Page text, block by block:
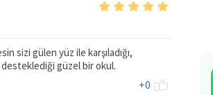
sizi gülen yüz ile karşıladığı,
güzel bir okul.
+0